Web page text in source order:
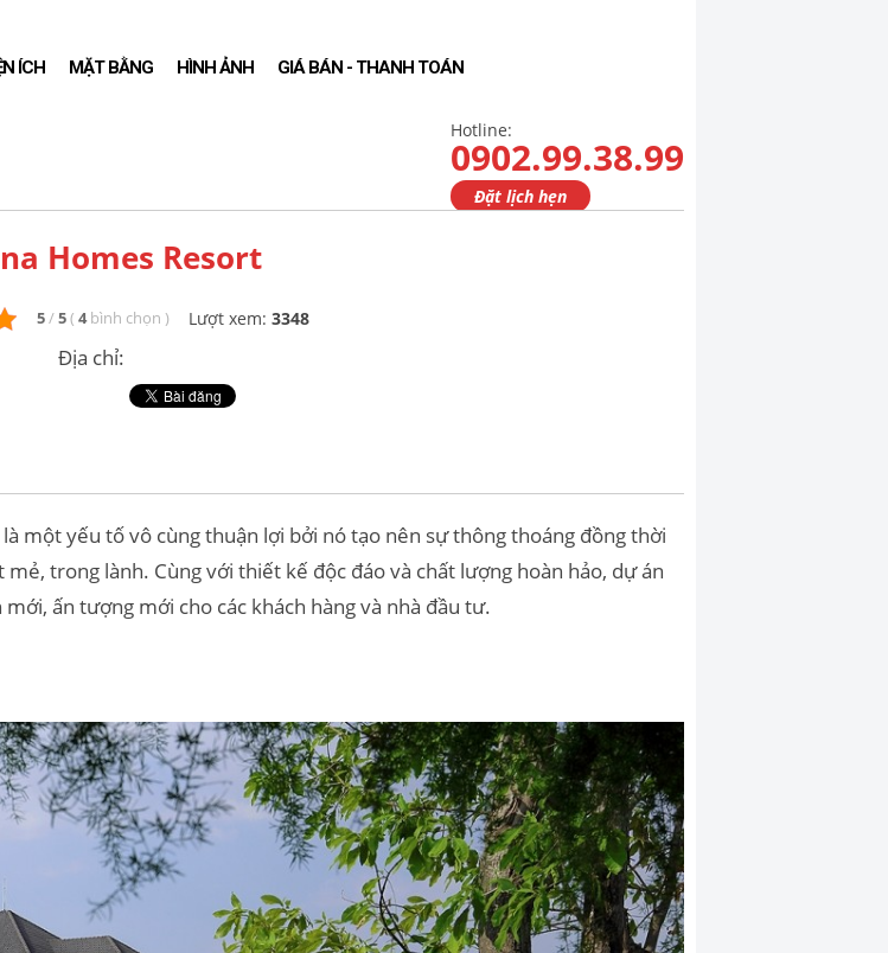
ÍCH MẶT BẰNG HÌNH ẢNH GIÁ BÁN - THANH TOÁN
Hotline:
0902.99.38.99
Đặt lịch hẹn
Homes Resort
5 / 5 ( 4 bình chọn ) Lượt xem: 3348
Địa chỉ:
một yếu tố vô cùng thuận lợi bởi nó tạo nên sự thông thoáng đồng thời
trong lành. Cùng với thiết kế độc đáo và chất lượng hoàn hảo, dự án
ấn tượng mới cho các khách hàng và nhà đầu tư.